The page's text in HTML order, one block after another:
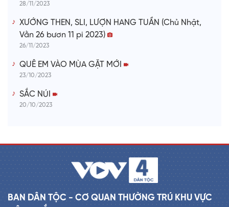
28/11/2023
XƯỚNG THEN, SLI, LƯỢN HANG TUẦN (Chủ Nhật,
Vằn 26 bươn 11 pi 2023)
26/11/2023
QUÊ EM VÀO MÙA GẶT MỚI
23/10/2023
SẮC NÚI
20/10/2023
BAN DÂN TỘC - CƠ QUAN THƯỜNG TRÚ KHU VỰC